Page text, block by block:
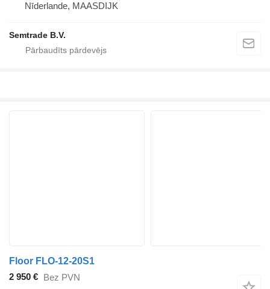
Nīderlande, MAASDIJK
Semtrade B.V.
Floor FLO-12-20S1
2 950 € Bez PVN